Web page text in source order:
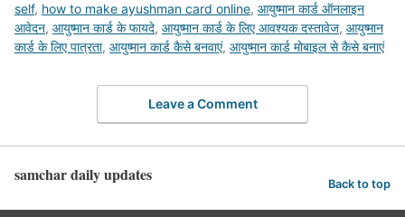
self, how to make ayushman card online, आयुष्मान कार्ड ऑनलाइन
आवेदन, आयुष्मान कार्ड के फायदे, आयुष्मान कार्ड के लिए आवश्यक दस्तावेज, आयुष्मान
कार्ड के लिए पात्रता, आयुष्मान कार्ड कैसे बनवाएं, आयुष्मान कार्ड मोबाइल से कैसे बनाएं
Leave a Comment
samchar daily updates Back to top